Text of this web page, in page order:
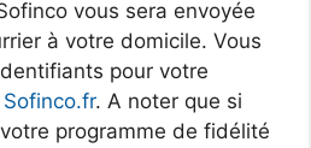
vous sera envoyée
à votre domicile. Vous
pour votre
Sofinco.fr. A noter que si
programme de fidélité